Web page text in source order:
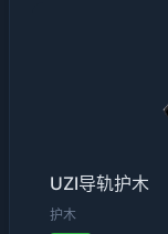
UZI导轨护木
护木